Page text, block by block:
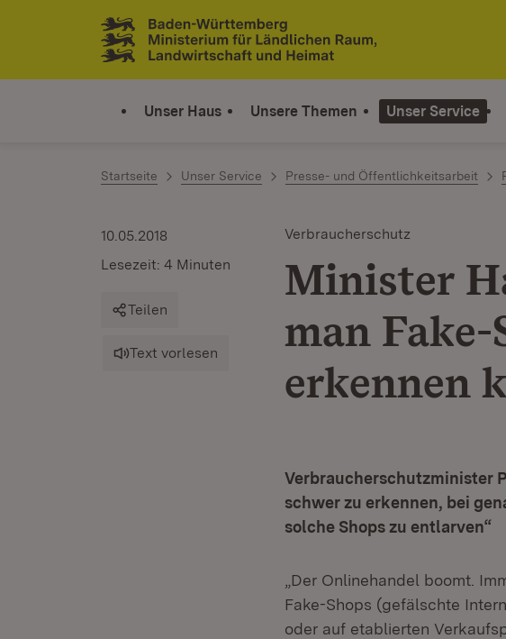
Zum Inhalt springen
Link zur Startseite
Unser Haus Unsere Themen Unser Service
Startseite Unser Service Presse- und Öffentlichkeitsarbeit
Verbraucherschutz
Minister
man
erkennen
10.05.2018
Lesezeit: 4 Minuten
Teilen
Text vorlesen
Verbraucherschutzminister
schwer zu erkennen, bei
solche Shops zu entlarven“
„Der Onlinehandel boomt.
Fake-Shops (gefälschte
oder auf etablierten